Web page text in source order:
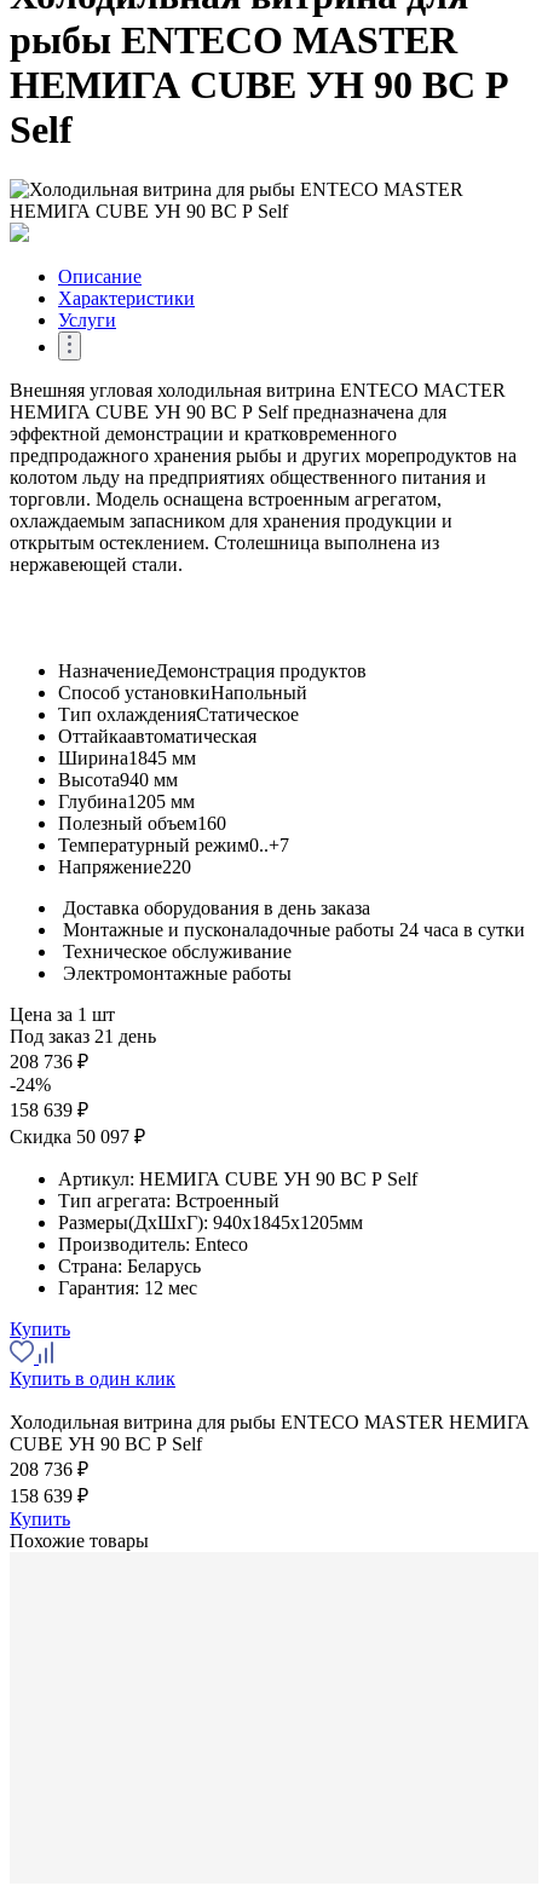
рыбы ENTECO MASTER
НЕМИГА CUBE УН 90 ВС Р
Self
Описание
Характеристики
Услуги
Внешняя угловая холодильная витрина ENTECO MACTER
НЕМИГА CUBE УН 90 ВС Р Self предназначена для
эффектной демонстрации и кратковременного
предпродажного хранения рыбы и других морепродуктов на
колотом льду на предприятиях общественного питания и
торговли. Модель оснащена встроенным агрегатом,
охлаждаемым запасником для хранения продукции и
открытым остеклением. Столешница выполнена из
нержавеющей стали.
НазначениеДемонстрация продуктов
Способ установкиНапольный
Тип охлажденияСтатическое
Оттайкаавтоматическая
Ширина1845 мм
Высота940 мм
Глубина1205 мм
Полезный объем160
Температурный режим0..+7
Напряжение220
Доставка оборудования в день заказа
Монтажные и пусконаладочные работы 24 часа в сутки
Техническое обслуживание
Электромонтажные работы
Цена за 1 шт
Под заказ 21 день
208 736 ₽
-24%
158 639 ₽
Скидка 50 097 ₽
Артикул: НЕМИГА CUBE УН 90 ВС Р Self
Тип агрегата: Встроенный
Размеры(ДхШхГ): 940x1845x1205мм
Производитель: Enteco
Страна: Беларусь
Гарантия: 12 мес
Купить
Купить в один клик
Холодильная витрина для рыбы ENTECO MASTER НЕМИГА
CUBE УН 90 ВС Р Self
208 736 ₽
158 639 ₽
Купить
Похожие товары